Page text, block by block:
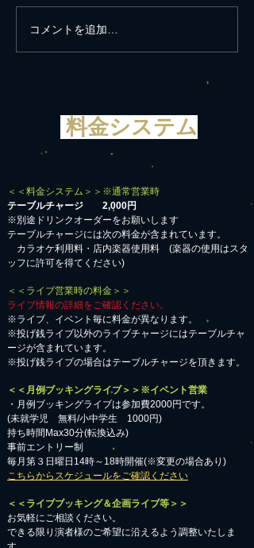
新年に世界の平和と平安
を願う
コメントを追加…
料金システム
＜＜料金システム＞＞※通常営業時
テーブルチャージ 2,000円
※別途ドリンクオーダーをお願いします
テーブルチャージには次の料金が含まれています。
カラオケ利用料・店内楽器使用料 (楽器の使用はスタ
ッフに許可を得てください)
＜＜ライブ営業時の料金＞＞
ライブ情報の詳細をご確認ください。
※ライブ、イベント毎に料金が異なります。
※投げ銭ライブ以外のライブチャージにはテーブルチャ
ージが含まれています。
※投げ銭ライブの場合はテーブルチャージを頂きます。
＜＜月例ブッキングライブ＞＞※イベント営業
・月例ブッキングライブは参加費2000円です。
​(未就学児 無料/小中学生 1000円)
持ち時間Max30分(転換込み)
事前エントリー制
毎月第３日曜日14時～18時開催(※変更の場合あり)
こちらからスケジュールをご確認ください
＜＜ライブブッキング＆企画ライブ等＞＞
お気軽にご相談ください。​
​できる限り演者様のご希望に沿えるよう調整いたしま